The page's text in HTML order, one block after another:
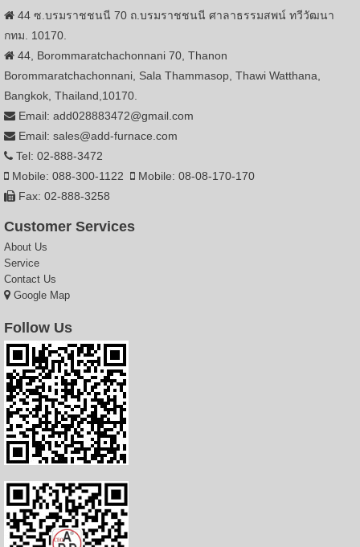
44 ซ.บรมราชชนนี 70 ถ.บรมราชชนนี ศาลาธรรมสพน์ ทวีวัฒนา
กทม. 10170.
44, Borommaratchachonnani 70, Thanon
Borommaratchachonnani, Sala Thammasop, Thawi Watthana,
Bangkok, Thailand,10170.
Email: add028883472@gmail.com
Email: sales@add-furnace.com
Tel: 02-888-3472
Mobile: 088-300-1122
Mobile: 08-08-170-170
Fax: 02-888-3258
Customer Services
About Us
Service
Contact Us
Google Map
Follow Us